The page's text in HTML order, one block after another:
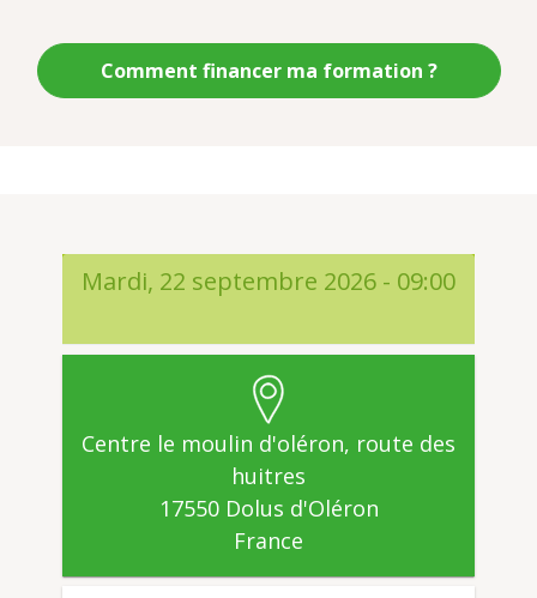
Comment financer ma formation ?
Mardi, 22 septembre 2026 - 09:00
Centre le moulin d'oléron, route des
huitres
17550 Dolus d'Oléron
France